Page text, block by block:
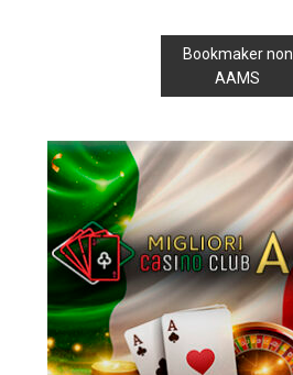
Bookmaker non
AAMS